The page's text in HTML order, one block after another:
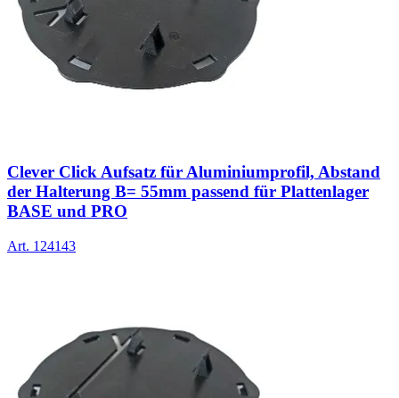
Clever Click Aufsatz für Aluminiumprofil, Abstand
der Halterung B= 55mm passend für Plattenlager
BASE und PRO
Art. 124143